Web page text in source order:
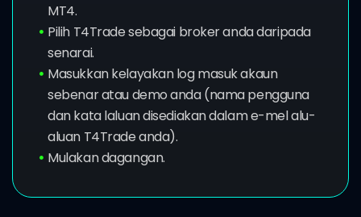
MT4.
Pilih T4Trade sebagai broker anda daripada
senarai.
Masukkan kelayakan log masuk akaun
sebenar atau demo anda (nama pengguna
dan kata laluan disediakan dalam e-mel alu-
aluan T4Trade anda).
Mulakan dagangan.